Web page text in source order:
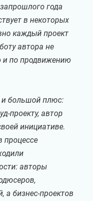
года
в некоторых
каждый проект
автора не
и по продвижению
и большой плюс:
проекту, автор
инициативе.
процессе
авторы
а бизнес-проектов